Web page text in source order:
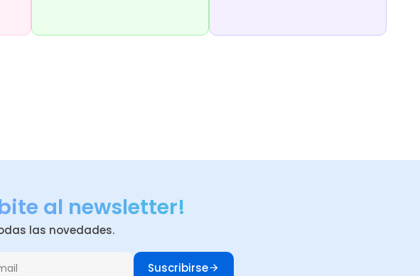
al newsletter!
las novedades.
Suscribirse